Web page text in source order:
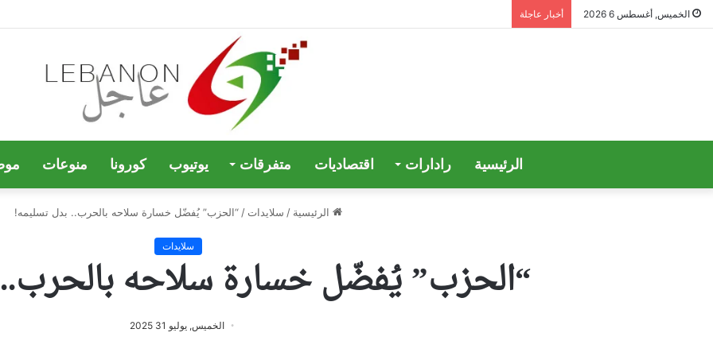
الخميس, أغسطس 6 2026 أخبار عاجلة
الرئيسية رادارات اقتصاديات متفرقات يوتيوب كورونا منوعات
الرئيسية / سلايدات / “الحزب” يُفضّل خسارة سلاحه بالحرب.. بدل تسليمه!
سلايدات
“الحزب” يُفضّل خسارة سلاحه
الخميس, يوليو 31 2025